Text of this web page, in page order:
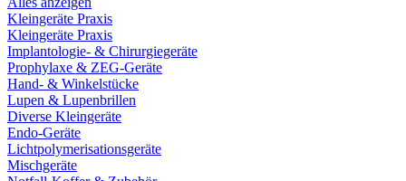
Kleingeräte Praxis
Kleingeräte Praxis
Implantologie- & Chirurgiegeräte
Prophylaxe & ZEG-Geräte
Hand- & Winkelstücke
Lupen & Lupenbrillen
Diverse Kleingeräte
Endo-Geräte
Lichtpolymerisationsgeräte
Mischgeräte